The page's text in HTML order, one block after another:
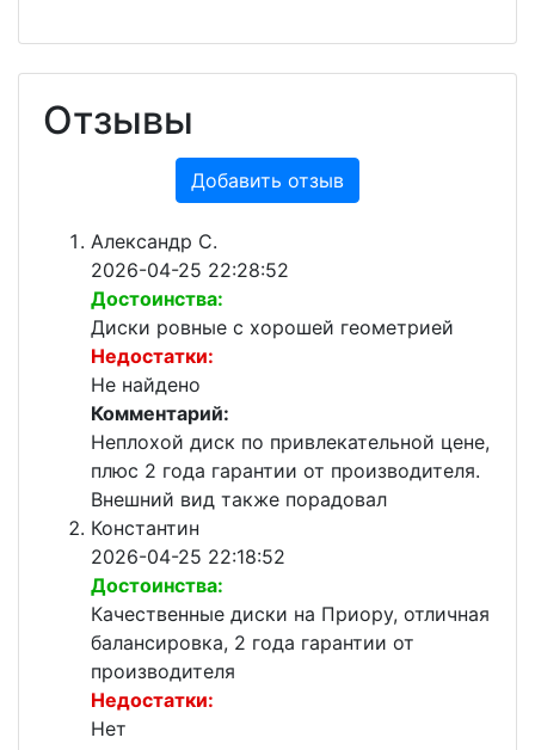
Отзывы
Добавить отзыв
Александр С.
2026-04-25 22:28:52
Достоинства:
Диски ровные с хорошей геометрией
Недостатки:
Не найдено
Комментарий:
Неплохой диск по привлекательной цене,
плюс 2 года гарантии от производителя.
Внешний вид также порадовал
Константин
2026-04-25 22:18:52
Достоинства:
Качественные диски на Приору, отличная
балансировка, 2 года гарантии от
производителя
Недостатки:
Нет